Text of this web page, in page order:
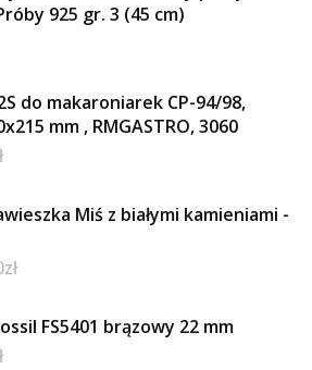
925 gr. 3 (45 cm)
do makaroniarek CP-94/98,
mm , RMGASTRO, 3060
Miś z białymi kamieniami -
zł
FS5401 brązowy 22 mm